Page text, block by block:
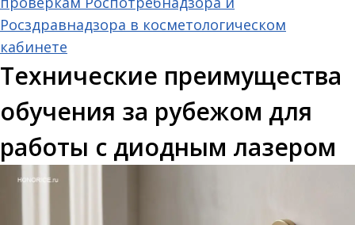
Росздравнадзора в косметологическом
кабинете
Технические преимущества
обучения за рубежом для
работы с диодным лазером